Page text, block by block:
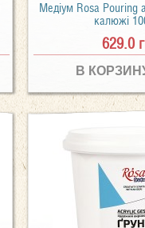
Медіум Rosa Pouring
калюжі
629.0
В